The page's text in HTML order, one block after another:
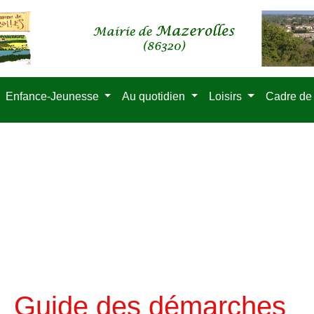
Enfance-Jeunesse Au quotidien Loisirs Cadre
Guide des démarches